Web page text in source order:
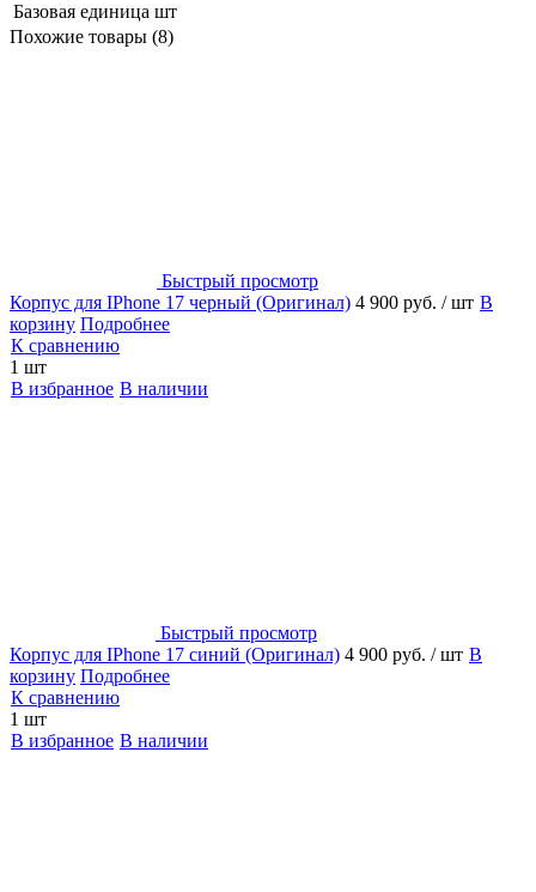
Базовая единица шт
Похожие товары (8)
Быстрый просмотр
Корпус для IPhone 17 черный (Оригинал) 4 900 руб. / шт В
корзину Подробнее
К сравнению
1 шт
В избранное В наличии
Быстрый просмотр
Корпус для IPhone 17 синий (Оригинал) 4 900 руб. / шт В
корзину Подробнее
К сравнению
1 шт
В избранное В наличии